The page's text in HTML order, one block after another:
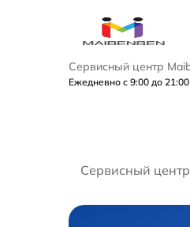
Сервисный центр
Ежедневно с 9:00 до 21:00
Сервисный